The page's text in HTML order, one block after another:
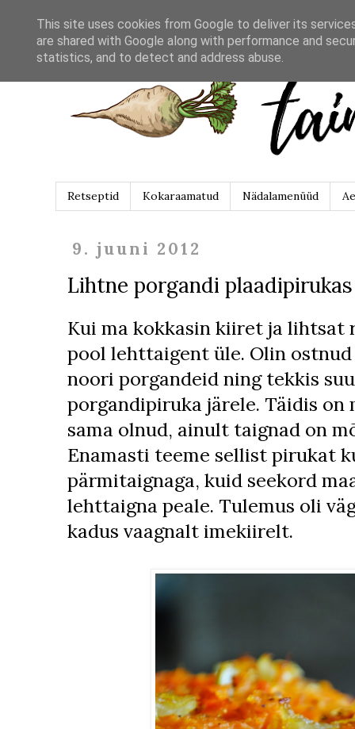
Retseptid Kokaraamatud Nädalamenüüd
9. juuni 2012
Lihtne porgandi
Kui ma kokkasin kiiret ja lihtsat
pool lehttaigent üle. Olin
noori porgandeid ning tekkis
porgandipiruka järele. Täidis on
sama olnud, ainult taignad on
Enamasti teeme sellist pirukat
pärmitaignaga, kuid seekord
lehttaigna peale. Tulemus oli
kadus vaagnalt imekiirelt.
This site uses cookies from Google to deliver its
are shared with Google along with performance and
statistics, and to detect and address abuse.